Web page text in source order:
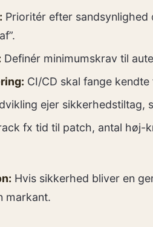
Prioritér efter sandsynlighed
Definér minimumskrav til
CI/CD skal fange
ejer sikkerhedstiltag,
fx tid til patch, antal høj-
Hvis sikkerhed bliver en
markant.